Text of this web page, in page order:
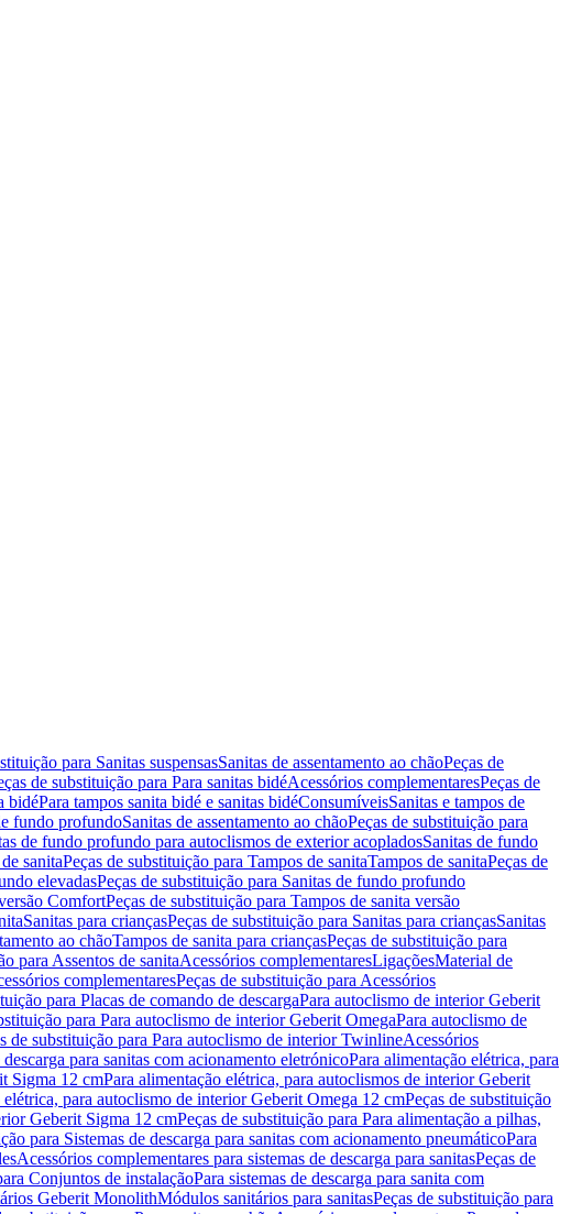
para Sanitas suspensasSanitas de assentamento ao chãoPeças de
de substituição para Para sanitas bidéAcessórios complementaresPeças de
bidéPara tampos sanita bidé e sanitas bidéConsumíveisSanitas e tampos de
fundo profundoSanitas de assentamento ao chãoPeças de substituição para
de fundo profundo para autoclismos de exterior acopladosSanitas de fundo
sanitaPeças de substituição para Tampos de sanitaTampos de sanitaPeças de
elevadasPeças de substituição para Sanitas de fundo profundo
ComfortPeças de substituição para Tampos de sanita versão
Sanitas para criançasPeças de substituição para Sanitas para criançasSanitas
ao chãoTampos de sanita para criançasPeças de substituição para
para Assentos de sanitaAcessórios complementaresLigaçõesMaterial de
complementaresPeças de substituição para Acessórios
para Placas de comando de descargaPara autoclismo de interior Geberit
para Para autoclismo de interior Geberit OmegaPara autoclismo de
de substituição para Para autoclismo de interior TwinlineAcessórios
para sanitas com acionamento eletrónicoPara alimentação elétrica, para
Sigma 12 cmPara alimentação elétrica, para autoclismos de interior Geberit
elétrica, para autoclismo de interior Geberit Omega 12 cmPeças de substituição
Geberit Sigma 12 cmPeças de substituição para Para alimentação a pilhas,
para Sistemas de descarga para sanitas com acionamento pneumáticoPara
Acessórios complementares para sistemas de descarga para sanitasPeças de
Conjuntos de instalaçãoPara sistemas de descarga para sanita com
Geberit MonolithMódulos sanitários para sanitasPeças de substituição para